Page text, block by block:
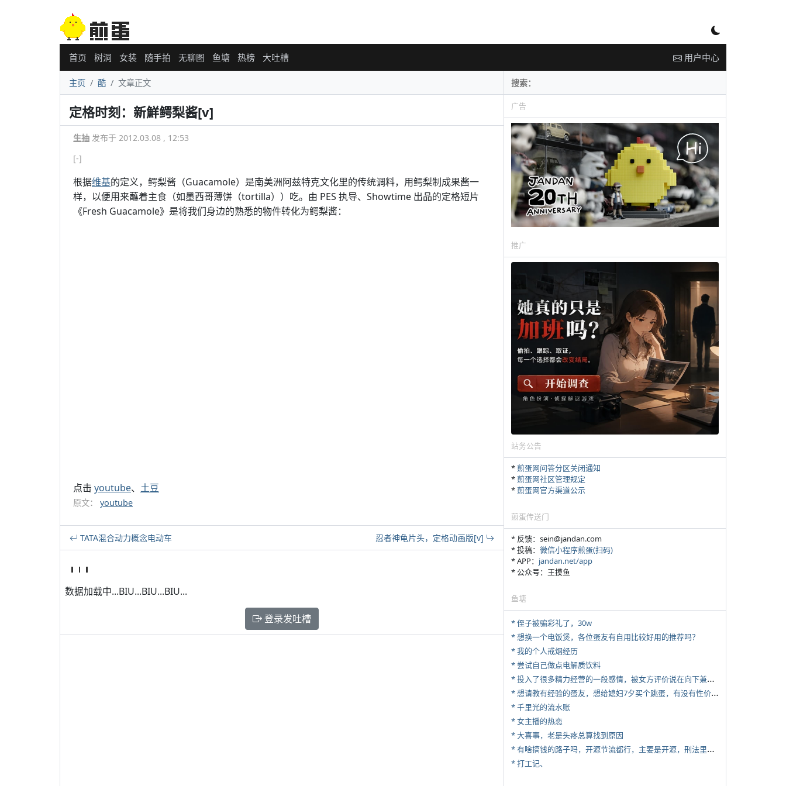
首页 树洞 女装 随手拍 无聊图 鱼塘 热榜 大吐槽 用户中心
主页 酷 文章正文
定格时刻：新鮮鳄梨酱[v]
生抽 发布于 2012.03.08 , 12:53
[-]
根据维基的定义，鳄梨酱（Guacamole）是南美洲阿兹特克文化里的传统调料，用鳄梨制成果酱一
样，以便用来蘸着主食（如墨西哥薄饼（tortilla））吃。由 PES 执导、Showtime 出品的定格短片
《Fresh Guacamole》是将我们身边的熟悉的物件转化为鳄梨酱：
点击 youtube、 土豆
原文： youtube
TATA混合动力概念电动车 忍者神龟片头，定格动画版[v]
数据加载中...BIU...BIU...BIU...
登录发吐槽
广告
推广
站务公告
*煎蛋网问答分区关闭通知
*煎蛋网社区管理规定
*煎蛋网官方渠道公示
煎蛋传送门
* 反馈：sein@jandan.com
* 投稿： 微信小程序煎蛋(扫码)
* APP： jandan.net/app
* 公众号：王摸鱼
鱼塘
* 侄子被骗彩礼了，30w
* 想换一个电饭煲，各位蛋友有自用比较好用的推荐吗？
* 我的个人戒烟经历
* 尝试自己做点电解质饮料
*
投入了很多精力经营的一段感情，被女方评价说在向下兼容我，感觉有点破防
*
想请教有经验的蛋友，想给媳妇7夕买个跳蛋，有没有性价比高的推荐
* 千里光的流水账
* 女主播的热恋
* 大喜事，老是头疼总算找到原因
*
有啥搞钱的路子吗，开源节流都行，主要是开源，刑法里的咱不做
* 打工记、